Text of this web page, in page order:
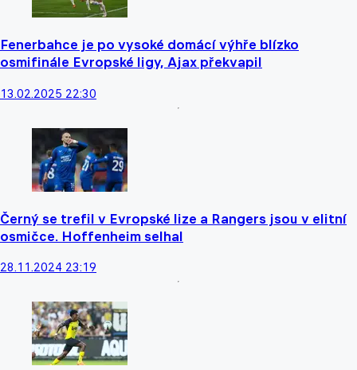
Fenerbahce je po vysoké domácí výhře blízko
osmifinále Evropské ligy, Ajax překvapil
13.02.2025 22:30
Černý se trefil v Evropské lize a Rangers jsou v elitní
osmičce. Hoffenheim selhal
28.11.2024 23:19